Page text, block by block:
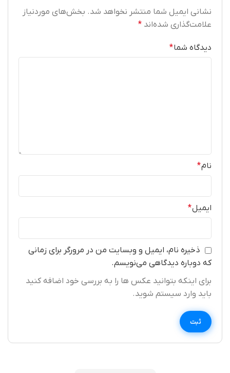
نشانی ایمیل شما منتشر نخواهد شد. بخش‌های موردنیاز
علامت‌گذاری شده‌اند *
دیدگاه شما*
نام*
ایمیل*
ذخیره نام، ایمیل و وبسایت من در مرورگر برای زمانی
که دوباره دیدگاهی می‌نویسم.
برای اینکه بتوانید عکس ها را به بررسی خود اضافه کنید
باید وارد سیستم شوید.